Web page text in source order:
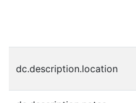
dc.description.location